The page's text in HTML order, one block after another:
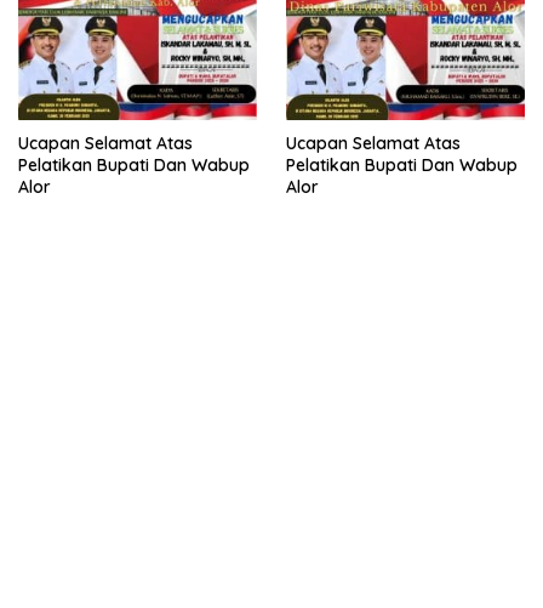
Ucapan Selamat Atas
Pelatikan Bupati Dan Wabup
Alor
Ucapan Selamat Atas
Pelatikan Bupati Dan Wabup
Alor